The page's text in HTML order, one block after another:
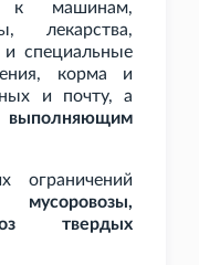
машинам,
лекарства,
специальные
корма и
и почту, а
ограничений
мусоровозы,
твердых